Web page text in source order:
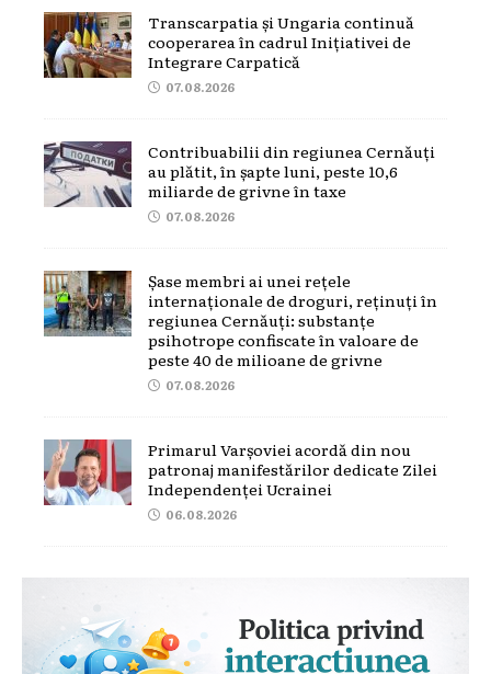
Transcarpatia și Ungaria continuă
cooperarea în cadrul Inițiativei de
Integrare Carpatică
07.08.2026
Contribuabilii din regiunea Cernăuți
au plătit, în șapte luni, peste 10,6
miliarde de grivne în taxe
07.08.2026
Șase membri ai unei rețele
internaționale de droguri, reținuți în
regiunea Cernăuți: substanțe
psihotrope confiscate în valoare de
peste 40 de milioane de grivne
07.08.2026
Primarul Varșoviei acordă din nou
patronaj manifestărilor dedicate Zilei
Independenței Ucrainei
06.08.2026